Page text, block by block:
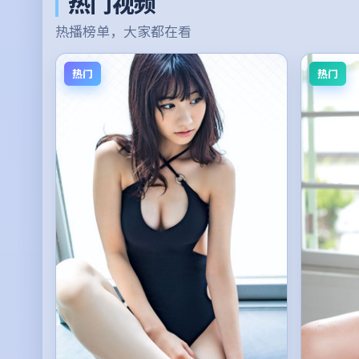
热播榜单，大家都在看
热门 热门